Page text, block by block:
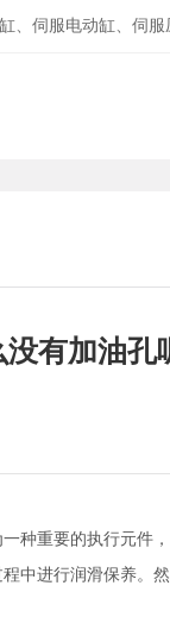
、伺服电动缸、伺
有加油孔
一种重要的执行元件
中进行润滑保养。